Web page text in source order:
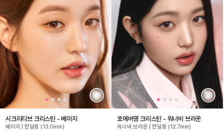
시크리티브 크리스틴 - 베이지
베이지 | 한달용 (13.0mm)
포에버영 크리스틴 - 워너비 브라운
워너비 브라운 | 한달용 (12.7mm)